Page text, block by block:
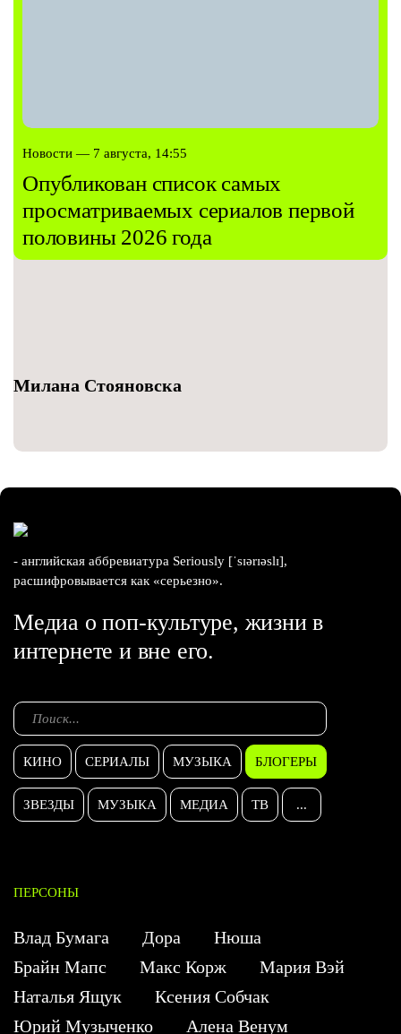
Новости — 7 августа, 14:55
Опубликован список самых
просматриваемых сериалов первой
половины 2026 года
Милана Стояновска
- английская аббревиатура Seriously [ˈsɪərɪəslɪ],
расшифровывается как «серьезно».
Медиа о поп-культуре, жизни в
интернете и вне его.
КИНО СЕРИАЛЫ МУЗЫКА БЛОГЕРЫ
ЗВЕЗДЫ МУЗЫКА МЕДИА ТВ ...
ПЕРСОНЫ
Влад Бумага Дора
Нюша
Брайн Мапс
Макс Корж
Мария Вэй
Наталья Ящук
Ксения Собчак
Юрий Музыченко
Алена Венум